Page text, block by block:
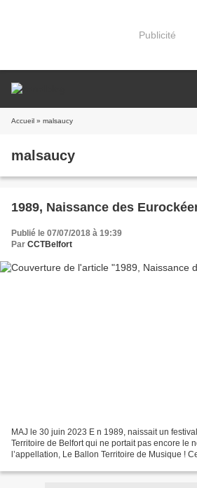
Publicité
Accueil » malsaucy
malsaucy
1989, Naissance des
Publié le 07/07/2018 à 19:39
Par CCTBelfort
MAJ le 30 juin 2023 E n 1989, naissait un
Territoire de Belfort qui ne portait pas encore le
l’appellation, Le Ballon Territoire de Musique !